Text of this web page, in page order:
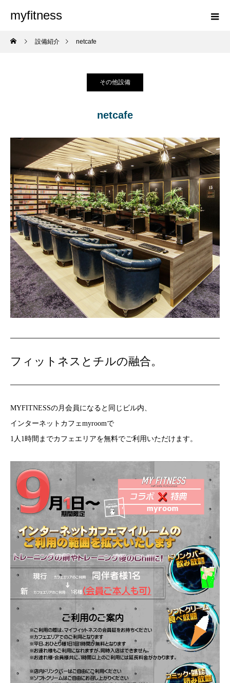
myfitness
設備紹介 netcafe
その他設備
netcafe
フィットネスとチルの融合。
MYFITNESSの月会員になると同じビル内、
インターネットカフェmyroomで
1人1時間までカフェエリアを無料でご利用いただけます。